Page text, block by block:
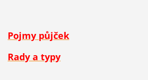
Pojmy půjček
Rady a typy